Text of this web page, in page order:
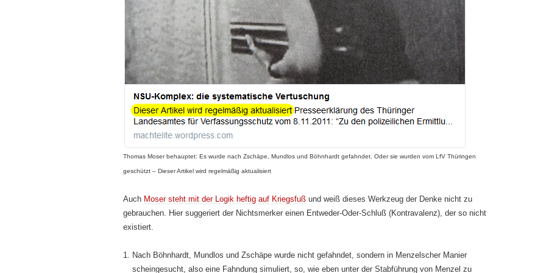
Thomas Moser behauptet: Es wurde nach Zschäpe, Mundlos und Böhnhardt gefahndet. Oder sie wurden vom LfV Thüringen
geschützt – Dieser Artikel wird regelmäßig aktualisiert
Auch Moser steht mit der Logik heftig auf Kriegsfuß und weiß dieses Werkzeug der Denke nicht zu
gebrauchen. Hier suggeriert der Nichts­merker einen Entweder-Oder-Schluß (Kontravalenz), der so nicht
existiert.
1. Nach Böhnhardt, Mundlos und Zschäpe wurde nicht gefahndet, sondern in Menzelscher Manier
scheingesucht, also eine Fahndung simuliert, so, wie eben unter der Stabführung von Menzel zu